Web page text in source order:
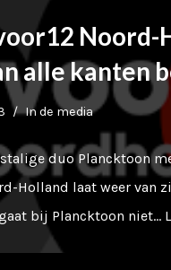
Noord-
alle kanten
In de media
duo Plancktoon
Holland laat weer van
bij Plancktoon niet…